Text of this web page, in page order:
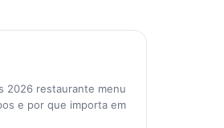
2026 restaurante menu
e por que importa em